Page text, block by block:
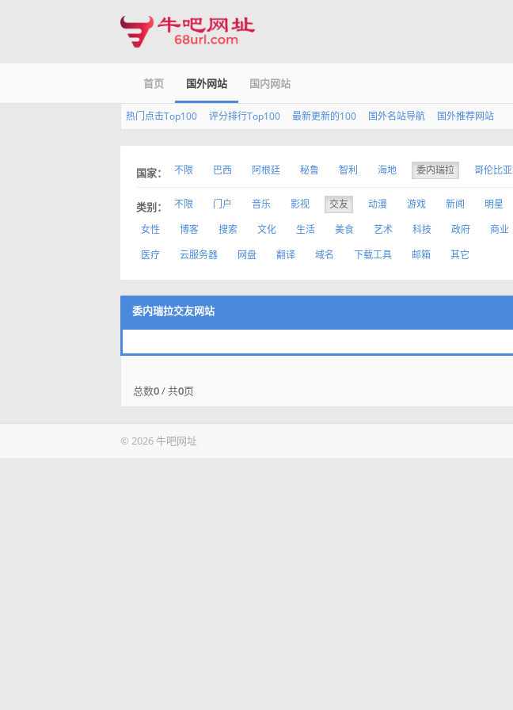
首页 国外网站 国内网站
热门点击Top100 评分排行Top100 最新更新的100 国外名站导航 国外推荐网站
国家： 不限 巴西 阿根廷 秘鲁 智利 海地 委内瑞拉 哥伦比亚
类别： 不限 门户 音乐 影视 交友 动漫 游戏 新闻 明星
女性
博客 搜索 文化 生活 美食 艺术 科技 政府 商业
医疗
云服务器 网盘 翻译 域名 下载工具 邮箱 其它
委内瑞拉交友网站
总数0/ 共0页
© 2026 牛吧网址